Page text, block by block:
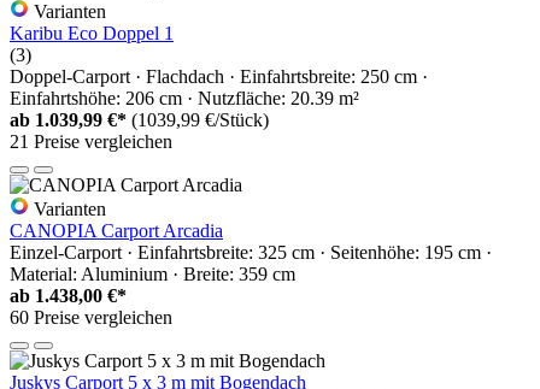
Varianten
Karibu Eco Doppel 1
(3)
Doppel-Carport · Flachdach · Einfahrtsbreite: 250 cm ·
Einfahrtshöhe: 206 cm · Nutzfläche: 20.39 m²
ab 1.039,99 €* (1039,99 €/Stück)
21 Preise vergleichen
Varianten
CANOPIA Carport Arcadia
Einzel-Carport · Einfahrtsbreite: 325 cm · Seitenhöhe: 195 cm ·
Material: Aluminium · Breite: 359 cm
ab 1.438,00 €*
60 Preise vergleichen
Juskys Carport 5 x 3 m mit Bogendach